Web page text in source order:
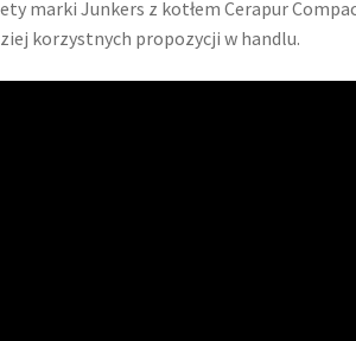
marki Junkers z kotłem Cerapur
korzystnych propozycji w handlu.